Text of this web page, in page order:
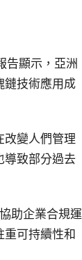
告顯示，亞洲
鏈技術應用成
改變人們管理
導致部分過去
助企業合規運
可持續性和